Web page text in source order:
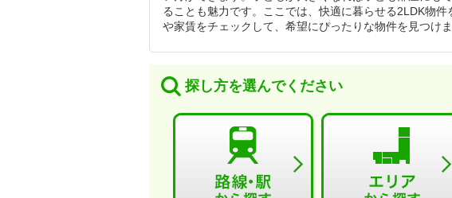
ることも魅力です。ここでは、快適に暮らせる2LDK物件
や家賃をチェックして、希望にぴったりな物件を見つけま
探し方を選んでください